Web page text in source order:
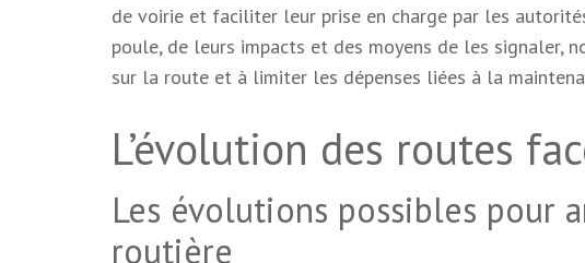
de voirie et faciliter leur prise en charge par les
poule, de leurs impacts et des moyens de les signaler,
sur la route et à limiter les dépenses liées à la
L’évolution des routes
Les évolutions possibles pour
routière